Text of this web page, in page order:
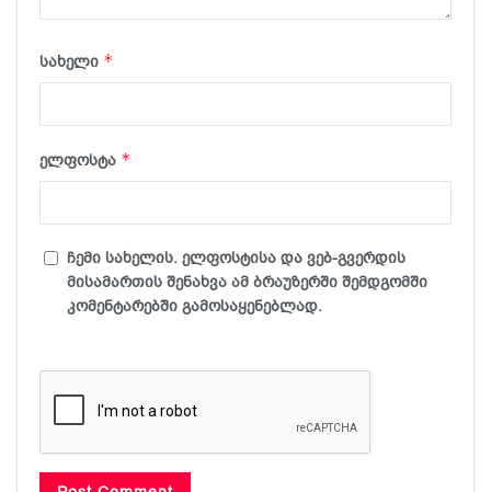
სახელი *
ელფოსტა *
ჩემი სახელის. ელფოსტისა და ვებ-გვერდის
მისამართის შენახვა ამ ბრაუზერში შემდგომში
კომენტარებში გამოსაყენებლად.